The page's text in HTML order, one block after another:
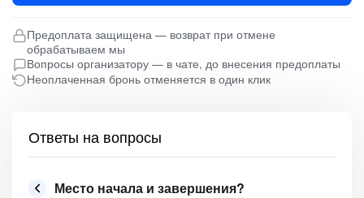
Предоплата защищена — возврат при отмене
обрабатываем мы
Вопросы организатору — в чате, до внесения предоплаты
Неоплаченная бронь отменяется в один клик
Ответы на вопросы
Место начала и завершения?